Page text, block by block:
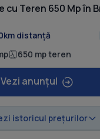
cu Teren 650 Mp în
distanță
650 mp teren
Vezi anunțul
istoricul prețurilor